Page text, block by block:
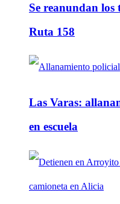
Se reanundan los
Ruta 158
Las Varas:
en escuela